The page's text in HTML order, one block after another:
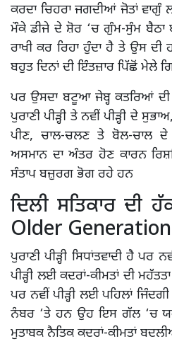
ਕਰਦਾ ਚਿਹਰਾ ਜਗਦੀਆਂ ਜੋਤਾਂ ਵਾਗੁੰ
ਮੌਕੇ ਡੀਜੇ ਦੇ ਸ਼ੋਰ ‘ਚ ਗੁੰਮ-ਸੁੰਮ ਬੈਠਾ
ਰਾਖੀ ਕਰ ਰਿਹਾ ਹੁੰਦਾ ਹੈ ਤੇ ਉਸ
ਬਹੁਤ ਦਿਨਾਂ ਦੀ ਇੰਤਜ਼ਾਰ ਪਿੱਛੋਂ ਮੇਲੇ
ਪਰ ਉਸਦਾ ਬਟੂਆ ਜੇਬ੍ਹ ਕਤਰਿਆਂ
ਪੁਰਾਣੀ ਪੀੜ੍ਹੀ ਤੇ ਨਵੀਂ ਪੀੜ੍ਹੀ ਦੇ
ਪੀਣ, ਚਾਲ-ਚਲਣ ਤੇ ਬੋਲ-ਚਾਲ
ਅਸਮਾਨ ਦਾ ਅੰਤਰ ਹੋਣ ਕਾਰਨ
ਸੰਤਾਪ ਬਜ਼ੁਰਗ ਭੋਗ ਰਹੇ ਹਨ
ਦਿਲੀ ਸਤਿਕਾਰ ਦੀ
Older Generation
ਪੁਰਾਣੀ ਪੀੜ੍ਹੀ ਸਿਧਾਂਤਵਾਦੀ ਹੈ ਪਰ
ਪੀੜ੍ਹੀ ਲਈ ਕਦਰਾਂ-ਕੀਮਤਾਂ ਦੀ
ਪਰ ਨਵੀਂ ਪੀੜ੍ਹੀ ਲਈ ਪਹਿਲਾਂ
ਨੰਬਰ ‘ਤੇ ਹਨ ਉਹ ਇਸ ਗੱਲ ‘ਚ
ਮੁਤਾਬਕ ਨੈਤਿਕ ਕਦਰਾਂ-ਕੀਮਤਾਂ